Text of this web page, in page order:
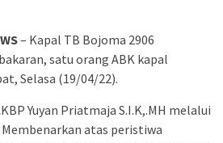
– Kapal TB Bojoma 2906
satu orang ABK kapal
Selasa (19/04/22).
Yuyan Priatmaja S.I.K,.MH melalui
Membenarkan atas peristiwa